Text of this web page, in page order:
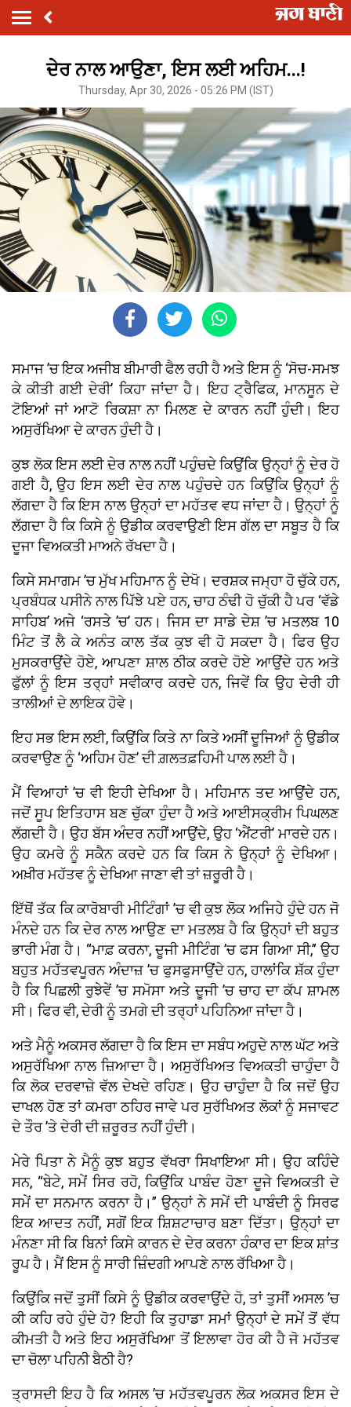
ਦੇਰ ਨਾਲ ਆਉਣਾ, ਇਸ ਲਈ ਅਹਿਮ...!
Thursday, Apr 30, 2026 - 05:26 PM (IST)
ਸਮਾਜ ’ਚ ਇਕ ਅਜੀਬ ਬੀਮਾਰੀ ਫੈਲ ਰਹੀ ਹੈ ਅਤੇ ਇਸ ਨੂੰ ‘ਸੋਚ-ਸਮਝ
ਕੇ ਕੀਤੀ ਗਈ ਦੇਰੀ’ ਕਿਹਾ ਜਾਂਦਾ ਹੈ। ਇਹ ਟ੍ਰੈਫਿਕ, ਮਾਨਸੂਨ ਦੇ
ਟੋਇਆਂ ਜਾਂ ਆਟੋ ਰਿਕਸ਼ਾ ਨਾ ਮਿਲਣ ਦੇ ਕਾਰਨ ਨਹੀਂ ਹੁੰਦੀ। ਇਹ
ਅਸੁਰੱਖਿਆ ਦੇ ਕਾਰਨ ਹੁੰਦੀ ਹੈ।
ਕੁਝ ਲੋਕ ਇਸ ਲਈ ਦੇਰ ਨਾਲ ਨਹੀਂ ਪਹੁੰਚਦੇ ਕਿਉਂਕਿ ਉਨ੍ਹਾਂ ਨੂੰ ਦੇਰ ਹੋ
ਗਈ ਹੈ, ਉਹ ਇਸ ਲਈ ਦੇਰ ਨਾਲ ਪਹੁੰਚਦੇ ਹਨ ਕਿਉਂਕਿ ਉਨ੍ਹਾਂ ਨੂੰ
ਲੱਗਦਾ ਹੈ ਕਿ ਇਸ ਨਾਲ ਉਨ੍ਹਾਂ ਦਾ ਮਹੱਤਵ ਵਧ ਜਾਂਦਾ ਹੈ। ਉਨ੍ਹਾਂ ਨੂੰ
ਲੱਗਦਾ ਹੈ ਕਿ ਕਿਸੇ ਨੂੰ ਉਡੀਕ ਕਰਵਾਉਣੀ ਇਸ ਗੱਲ ਦਾ ਸਬੂਤ ਹੈ ਕਿ
ਦੂਜਾ ਵਿਅਕਤੀ ਮਾਅਨੇ ਰੱਖਦਾ ਹੈ।
ਕਿਸੇ ਸਮਾਗਮ ’ਚ ਮੁੱਖ ਮਹਿਮਾਨ ਨੂੰ ਦੇਖੋ। ਦਰਸ਼ਕ ਜਮ੍ਹਾ ਹੋ ਚੁੱਕੇ ਹਨ,
ਪ੍ਰਬੰਧਕ ਪਸੀਨੇ ਨਾਲ ਪਿੱਝੇ ਪਏ ਹਨ, ਚਾਹ ਠੰਢੀ ਹੋ ਚੁੱਕੀ ਹੈ ਪਰ ‘ਵੱਡੇ
ਸਾਹਿਬ’ ਅਜੇ ‘ਰਸਤੇ ’ਚ’ ਹਨ। ਜਿਸ ਦਾ ਸਾਡੇ ਦੇਸ਼ ’ਚ ਮਤਲਬ 10
ਮਿੰਟ ਤੋਂ ਲੈ ਕੇ ਅਨੰਤ ਕਾਲ ਤੱਕ ਕੁਝ ਵੀ ਹੋ ਸਕਦਾ ਹੈ। ਫਿਰ ਉਹ
ਮੁਸਕਰਾਉਂਦੇ ਹੋਏ, ਆਪਣਾ ਸ਼ਾਲ ਠੀਕ ਕਰਦੇ ਹੋਏ ਆਉਂਦੇ ਹਨ ਅਤੇ
ਫੁੱਲਾਂ ਨੂੰ ਇਸ ਤਰ੍ਹਾਂ ਸਵੀਕਾਰ ਕਰਦੇ ਹਨ, ਜਿਵੇਂ ਕਿ ਉਹ ਦੇਰੀ ਹੀ
ਤਾਲੀਆਂ ਦੇ ਲਾਇਕ ਹੋਵੇ।
ਇਹ ਸਭ ਇਸ ਲਈ, ਕਿਉਂਕਿ ਕਿਤੇ ਨਾ ਕਿਤੇ ਅਸੀਂ ਦੂਜਿਆਂ ਨੂੰ ਉਡੀਕ
ਕਰਵਾਉਣ ਨੂੰ ‘ਅਹਿਮ ਹੋਣ’ ਦੀ ਗ਼ਲਤਫ਼ਹਿਮੀ ਪਾਲ ਲਈ ਹੈ।
ਮੈਂ ਵਿਆਹਾਂ ’ਚ ਵੀ ਇਹੀ ਦੇਖਿਆ ਹੈ। ਮਹਿਮਾਨ ਤਦ ਆਉਂਦੇ ਹਨ,
ਜਦੋਂ ਸੂਪ ਇਤਿਹਾਸ ਬਣ ਚੁੱਕਾ ਹੁੰਦਾ ਹੈ ਅਤੇ ਆਈਸਕ੍ਰੀਮ ਪਿਘਲਣ
ਲੱਗਦੀ ਹੈ। ਉਹ ਬੱਸ ਅੰਦਰ ਨਹੀਂ ਆਉਂਦੇ, ਉਹ ‘ਐਂਟਰੀ’ ਮਾਰਦੇ ਹਨ।
ਉਹ ਕਮਰੇ ਨੂੰ ਸਕੈਨ ਕਰਦੇ ਹਨ ਕਿ ਕਿਸ ਨੇ ਉਨ੍ਹਾਂ ਨੂੰ ਦੇਖਿਆ।
ਅਖ਼ੀਰ ਮਹੱਤਵ ਨੂੰ ਦੇਖਿਆ ਜਾਣਾ ਵੀ ਤਾਂ ਜ਼ਰੂਰੀ ਹੈ।
ਇੱਥੋਂ ਤੱਕ ਕਿ ਕਾਰੋਬਾਰੀ ਮੀਟਿੰਗਾਂ ’ਚ ਵੀ ਕੁਝ ਲੋਕ ਅਜਿਹੇ ਹੁੰਦੇ ਹਨ ਜੋ
ਮੰਨਦੇ ਹਨ ਕਿ ਦੇਰ ਨਾਲ ਆਉਣ ਦਾ ਮਤਲਬ ਹੈ ਕਿ ਉਨ੍ਹਾਂ ਦੀ ਬਹੁਤ
ਭਾਰੀ ਮੰਗ ਹੈ। “ਮਾਫ਼ ਕਰਨਾ, ਦੂਜੀ ਮੀਟਿੰਗ ’ਚ ਫਸ ਗਿਆ ਸੀ,” ਉਹ
ਬਹੁਤ ਮਹੱਤਵਪੂਰਨ ਅੰਦਾਜ਼ ’ਚ ਫੁਸਫੁਸਾਉਂਦੇ ਹਨ, ਹਾਲਾਂਕਿ ਸ਼ੱਕ ਹੁੰਦਾ
ਹੈ ਕਿ ਪਿਛਲੀ ਰੁਝੇਵੇਂ ’ਚ ਸਮੋਸਾ ਅਤੇ ਦੂਜੀ ’ਚ ਚਾਹ ਦਾ ਕੱਪ ਸ਼ਾਮਲ
ਸੀ। ਫਿਰ ਵੀ, ਦੇਰੀ ਨੂੰ ਤਮਗੇ ਦੀ ਤਰ੍ਹਾਂ ਪਹਿਨਿਆ ਜਾਂਦਾ ਹੈ।
ਅਤੇ ਮੈਨੂੰ ਅਕਸਰ ਲੱਗਦਾ ਹੈ ਕਿ ਇਸ ਦਾ ਸਬੰਧ ਅਹੁਦੇ ਨਾਲ ਘੱਟ ਅਤੇ
ਅਸੁਰੱਖਿਆ ਨਾਲ ਜ਼ਿਆਦਾ ਹੈ। ਅਸੁਰੱਖਿਅਤ ਵਿਅਕਤੀ ਚਾਹੁੰਦਾ ਹੈ
ਕਿ ਲੋਕ ਦਰਵਾਜ਼ੇ ਵੱਲ ਦੇਖਦੇ ਰਹਿਣ। ਉਹ ਚਾਹੁੰਦਾ ਹੈ ਕਿ ਜਦੋਂ ਉਹ
ਦਾਖਲ ਹੋਣ ਤਾਂ ਕਮਰਾ ਠਹਿਰ ਜਾਵੇ ਪਰ ਸੁਰੱਖਿਅਤ ਲੋਕਾਂ ਨੂੰ ਸਜਾਵਟ
ਦੇ ਤੌਰ ’ਤੇ ਦੇਰੀ ਦੀ ਜ਼ਰੂਰਤ ਨਹੀਂ ਹੁੰਦੀ।
ਮੇਰੇ ਪਿਤਾ ਨੇ ਮੈਨੂੰ ਕੁਝ ਬਹੁਤ ਵੱਖਰਾ ਸਿਖਾਇਆ ਸੀ। ਉਹ ਕਹਿੰਦੇ
ਸਨ, “ਬੇਟੇ, ਸਮੇਂ ਸਿਰ ਰਹੋ, ਕਿਉਂਕਿ ਪਾਬੰਦ ਹੋਣਾ ਦੂਜੇ ਵਿਅਕਤੀ ਦੇ
ਸਮੇਂ ਦਾ ਸਨਮਾਨ ਕਰਨਾ ਹੈ।” ਉਨ੍ਹਾਂ ਨੇ ਸਮੇਂ ਦੀ ਪਾਬੰਦੀ ਨੂੰ ਸਿਰਫ
ਇਕ ਆਦਤ ਨਹੀਂ, ਸਗੋਂ ਇਕ ਸ਼ਿਸ਼ਟਾਚਾਰ ਬਣਾ ਦਿੱਤਾ। ਉਨ੍ਹਾਂ ਦਾ
ਮੰਨਣਾ ਸੀ ਕਿ ਬਿਨਾਂ ਕਿਸੇ ਕਾਰਨ ਦੇ ਦੇਰ ਕਰਨਾ ਹੰਕਾਰ ਦਾ ਇਕ ਸ਼ਾਂਤ
ਰੂਪ ਹੈ। ਮੈਂ ਇਸ ਨੂੰ ਸਾਰੀ ਜ਼ਿੰਦਗੀ ਆਪਣੇ ਨਾਲ ਰੱਖਿਆ ਹੈ।
ਕਿਉਂਕਿ ਜਦੋਂ ਤੁਸੀਂ ਕਿਸੇ ਨੂੰ ਉਡੀਕ ਕਰਵਾਉਂਦੇ ਹੋ, ਤਾਂ ਤੁਸੀਂ ਅਸਲ ’ਚ
ਕੀ ਕਹਿ ਰਹੇ ਹੁੰਦੇ ਹੋ? ਇਹੀ ਕਿ ਤੁਹਾਡਾ ਸਮਾਂ ਉਨ੍ਹਾਂ ਦੇ ਸਮੇਂ ਤੋਂ ਵੱਧ
ਕੀਮਤੀ ਹੈ ਅਤੇ ਇਹ ਅਸੁਰੱਖਿਆ ਤੋਂ ਇਲਾਵਾ ਹੋਰ ਕੀ ਹੈ ਜੋ ਮਹੱਤਵ
ਦਾ ਚੋਲਾ ਪਹਿਨੀ ਬੈਠੀ ਹੈ?
ਤ੍ਰਾਸਦੀ ਇਹ ਹੈ ਕਿ ਅਸਲ ’ਚ ਮਹੱਤਵਪੂਰਨ ਲੋਕ ਅਕਸਰ ਇਸ ਦੇ